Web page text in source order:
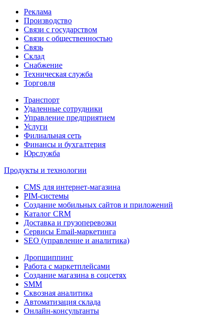
Реклама
Производство
Связи с государством
Связи с общественностью
Связь
Склад
Снабжение
Техническая служба
Торговля
Транспорт
Удаленные сотрудники
Управление предприятием
Услуги
Филиальная сеть
Финансы и бухгалтерия
Юрслужба
Продукты и технологии
CMS для интернет-магазина
PIM-системы
Создание мобильных сайтов и приложений
Каталог CRM
Доставка и грузоперевозки
Сервисы Email-маркетинга
SEO (управление и аналитика)
Дропшиппинг
Работа с маркетплейсами
Создание магазина в соцсетях
SMM
Сквозная аналитика
Автоматизация склада
Онлайн-консультанты